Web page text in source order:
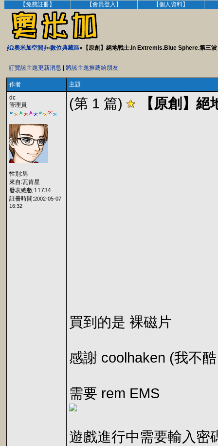
【免費註冊】 【會員登入】 【個人資料】
∮Ω奧米加空間∮»數位典藏區»【原創】絕地戰士.In Extremis.Blue Sphere.第三波
訂覽該主題更新消息 將該主題推薦給朋友
作者
主題
dc
管理員
性別:男
來自:瓦肯星
發表總數:11734
註冊時間:2002-05-07
16:32
(第 1 篇) 【原創】
買到的是 裸磁片
感謝 coolhaken (我不
需要 rem EMS
遊戲進行中需要輸入密